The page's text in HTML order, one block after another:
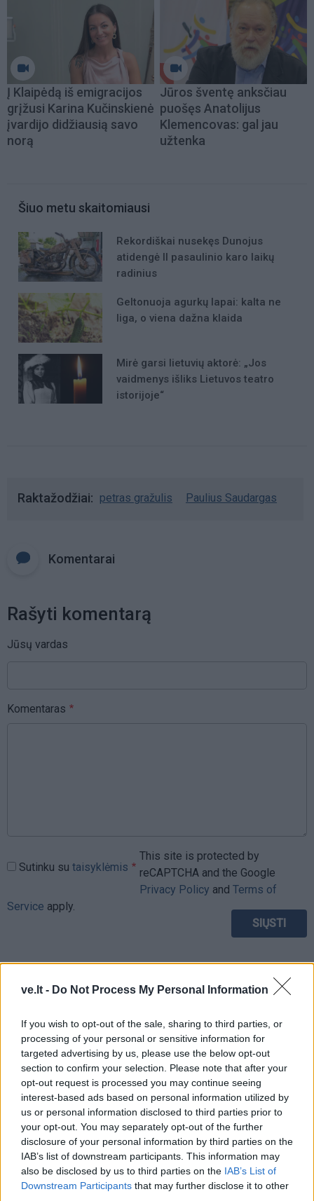
ve.lt - Do Not Process My Personal Information
If you wish to opt-out of the sale, sharing to third parties, or
processing of your personal or sensitive information for
targeted advertising by us, please use the below opt-out
section to confirm your selection. Please note that after your
opt-out request is processed you may continue seeing
interest-based ads based on personal information utilized by
us or personal information disclosed to third parties prior to
your opt-out. You may separately opt-out of the further
disclosure of your personal information by third parties on the
IAB’s list of downstream participants. This information may
also be disclosed by us to third parties on the IAB’s List of
Downstream Participants that may further disclose it to other
Į Klaipėdą iš emigracijos
grįžusi Karina Kučinskienė
įvardijo didžiausią savo
norą
Jūros šventę anksčiau
puošęs Anatolijus
Klemencovas: gal jau
užtenka
Šiuo metu skaitomiausi
Rekordiškai nusekęs Dunojus
atidengė II pasaulinio karo laikų
radinius
Geltonuoja agurkų lapai: kalta ne
liga, o viena dažna klaida
Mirė garsi lietuvių aktorė: „Jos
vaidmenys išliks Lietuvos teatro
istorijoje“
Raktažodžiai petras gražulis Paulius Saudargas
Komentarai
Rašyti komentarą
Jūsų vardas
Komentaras
Sutinku su taisyklėmis
This site is protected by
reCAPTCHA and the Google
Privacy Policy and Terms of
Service apply.
TAIP PAT SKAITYKITE